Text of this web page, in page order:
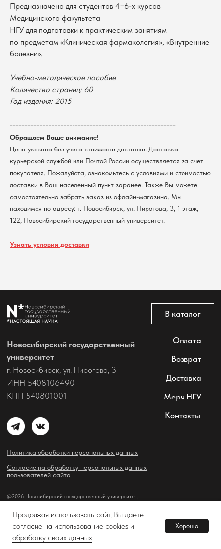
В корзину
Предназначено для студентов 4−6-х курсов
Медицинского факультета
НГУ для подготовки к практическим занятиям
по предметам «Клиническая фармакология», «Внутренние
болезни».
Учебно-методическое пособие
Количество страниц: 60
Год издания: 2015
--------------------------------------------------------
Обращаем Ваше внимание!
Цена указана без учета стоимости доставки. Доставка
курьерской службой или Почтой России осуществляется за счет
покупателя. Пожалуйста, ознакомьтесь с условиями и стоимостью
доставки в Ваш населенный пункт заранее. Также Вы можете
самостоятельно забрать заказ из офлайн-магазина. Мы
находимся по адресу: г. Новосибирск, ул. Пирогова, 3, 1 этаж,
122, Новосибирский государственный университет.
Узнать условия доставки
@2026 Новосибирский государственный университет.
Все права защищены
Политика обработки персональных данных
Согласие на обработку персональных данных
Новосибирский государственный
г. Новосибирск, ул. Пирогова, 3
Продолжая использовать сайт, Вы даете
согласие на использование cookies и
обработку своих данных
Хорошо